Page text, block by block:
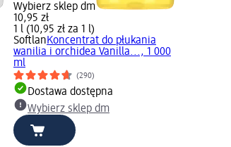
Wybierz sklep dm
10,95 zł
1 l (10,95 zł za 1 l)
SoftlanKoncentrat do płukania
wanilia i orchidea Vanilla..., 1 000
ml
(290)
Dostawa dostępna
Wybierz sklep dm